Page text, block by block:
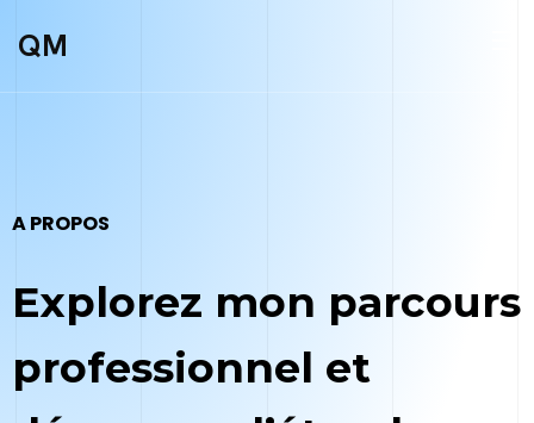
QM
A PROPOS
Explorez mon parcours
professionnel et